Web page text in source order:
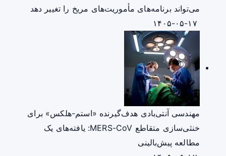
می‌تواند برنامه‌های مأموریت‌های مریخ را تغییر دهد
مهندسی آنتی‌بادی هدف‌گیرنده «استم-هلکس» برای
خنثی‌سازی متقاطع MERS-CoV: یافته‌های یک
مطالعه پیش‌بالینی